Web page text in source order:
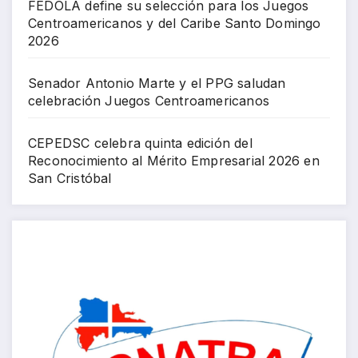
FEDOLA define su selección para los Juegos
Centroamericanos y del Caribe Santo Domingo
2026
Senador Antonio Marte y el PPG saludan
celebración Juegos Centroamericanos
CEPEDSC celebra quinta edición del
Reconocimiento al Mérito Empresarial 2026 en
San Cristóbal